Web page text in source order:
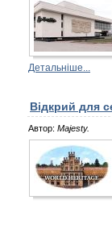
Детальніше...
Відкрий для
Автор: Majesty.